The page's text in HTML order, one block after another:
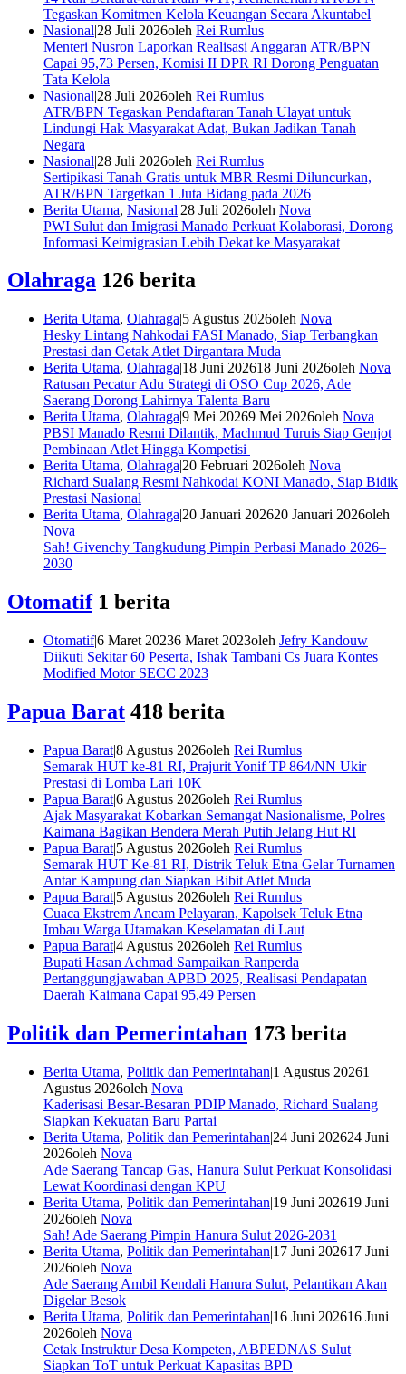
Tegaskan Komitmen Kelola Keuangan Secara Akuntabel
Nasional|28 Juli 2026oleh Rei Rumlus
Menteri Nusron Laporkan Realisasi Anggaran ATR/BPN
Capai 95,73 Persen, Komisi II DPR RI Dorong Penguatan
Tata Kelola
Nasional|28 Juli 2026oleh Rei Rumlus
ATR/BPN Tegaskan Pendaftaran Tanah Ulayat untuk
Lindungi Hak Masyarakat Adat, Bukan Jadikan Tanah
Negara
Nasional|28 Juli 2026oleh Rei Rumlus
Sertipikasi Tanah Gratis untuk MBR Resmi Diluncurkan,
ATR/BPN Targetkan 1 Juta Bidang pada 2026
Berita Utama, Nasional|28 Juli 2026oleh Nova
PWI Sulut dan Imigrasi Manado Perkuat Kolaborasi, Dorong
Informasi Keimigrasian Lebih Dekat ke Masyarakat
Olahraga 126 berita
Berita Utama, Olahraga|5 Agustus 2026oleh Nova
Hesky Lintang Nahkodai FASI Manado, Siap Terbangkan
Prestasi dan Cetak Atlet Dirgantara Muda
Berita Utama, Olahraga|18 Juni 202618 Juni 2026oleh Nova
Ratusan Pecatur Adu Strategi di OSO Cup 2026, Ade
Saerang Dorong Lahirnya Talenta Baru
Berita Utama, Olahraga|9 Mei 20269 Mei 2026oleh Nova
PBSI Manado Resmi Dilantik, Machmud Turuis Siap Genjot
Pembinaan Atlet Hingga Kompetisi
Berita Utama, Olahraga|20 Februari 2026oleh Nova
Richard Sualang Resmi Nahkodai KONI Manado, Siap Bidik
Prestasi Nasional
Berita Utama, Olahraga|20 Januari 202620 Januari 2026oleh
Nova
Sah! Givenchy Tangkudung Pimpin Perbasi Manado 2026–
2030
Otomatif 1 berita
Otomatif|6 Maret 20236 Maret 2023oleh Jefry Kandouw
Diikuti Sekitar 60 Peserta, Ishak Tambani Cs Juara Kontes
Modified Motor SECC 2023
Papua Barat 418 berita
Papua Barat|8 Agustus 2026oleh Rei Rumlus
Semarak HUT ke-81 RI, Prajurit Yonif TP 864/NN Ukir
Prestasi di Lomba Lari 10K
Papua Barat|6 Agustus 2026oleh Rei Rumlus
Ajak Masyarakat Kobarkan Semangat Nasionalisme, Polres
Kaimana Bagikan Bendera Merah Putih Jelang Hut RI
Papua Barat|5 Agustus 2026oleh Rei Rumlus
Semarak HUT Ke-81 RI, Distrik Teluk Etna Gelar Turnamen
Antar Kampung dan Siapkan Bibit Atlet Muda
Papua Barat|5 Agustus 2026oleh Rei Rumlus
Cuaca Ekstrem Ancam Pelayaran, Kapolsek Teluk Etna
Imbau Warga Utamakan Keselamatan di Laut
Papua Barat|4 Agustus 2026oleh Rei Rumlus
Bupati Hasan Achmad Sampaikan Ranperda
Pertanggungjawaban APBD 2025, Realisasi Pendapatan
Daerah Kaimana Capai 95,49 Persen
Politik dan Pemerintahan 173 berita
Berita Utama, Politik dan Pemerintahan|1 Agustus 20261
Agustus 2026oleh Nova
Kaderisasi Besar-Besaran PDIP Manado, Richard Sualang
Siapkan Kekuatan Baru Partai
Berita Utama, Politik dan Pemerintahan|24 Juni 202624 Juni
2026oleh Nova
Ade Saerang Tancap Gas, Hanura Sulut Perkuat Konsolidasi
Lewat Koordinasi dengan KPU
Berita Utama, Politik dan Pemerintahan|19 Juni 202619 Juni
2026oleh Nova
Sah! Ade Saerang Pimpin Hanura Sulut 2026-2031
Berita Utama, Politik dan Pemerintahan|17 Juni 202617 Juni
2026oleh Nova
Ade Saerang Ambil Kendali Hanura Sulut, Pelantikan Akan
Digelar Besok
Berita Utama, Politik dan Pemerintahan|16 Juni 202616 Juni
2026oleh Nova
Cetak Instruktur Desa Kompeten, ABPEDNAS Sulut
Siapkan ToT untuk Perkuat Kapasitas BPD